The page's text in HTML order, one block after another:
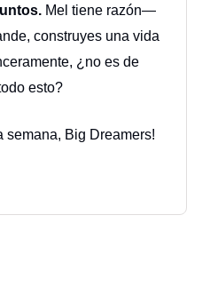
Mel tiene razón—
construyes una vida
¿no es de
esto?
semana, Big Dreamers!